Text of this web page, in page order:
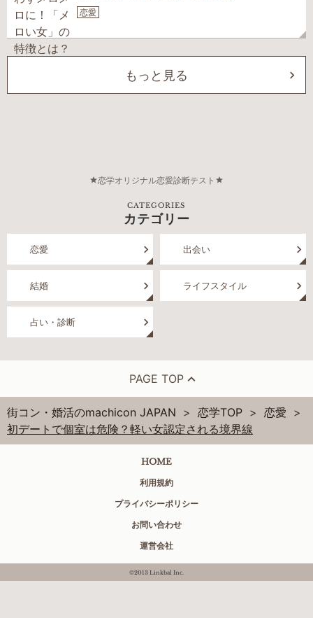
恋愛
もっと見る
恋学オリジナル恋愛診断テスト
CATEGORIES
カテゴリー
恋愛 出会い
結婚 ライフスタイル
占い・診断
PAGE TOP
街コン・婚活のmachicon JAPAN 恋学TOP
恋愛
初デートで個室は危険？軽い女認定される境界線
HOME
利用規約
プライバシーポリシー
お問い合わせ
運営会社
©2013 Linkbal Inc.